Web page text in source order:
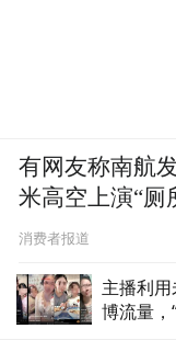
主播利用
博流量，
有网友称南航
米高空上演“厕
消费者报道